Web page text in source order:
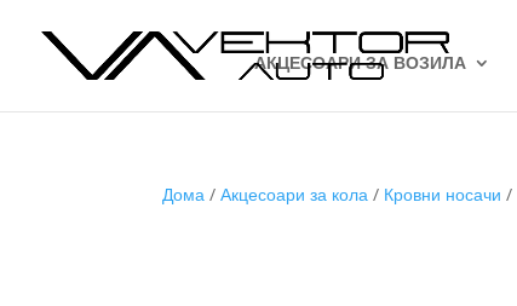
АКЦЕСОАРИ ЗА ВОЗИЛА
Дома /Акцесоари за кола / Кровни носачи /